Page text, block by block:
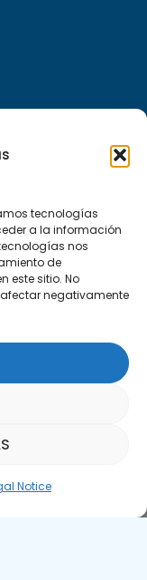
tecnologías
a la información
nos
de
este sitio. No
negativamente
Notice